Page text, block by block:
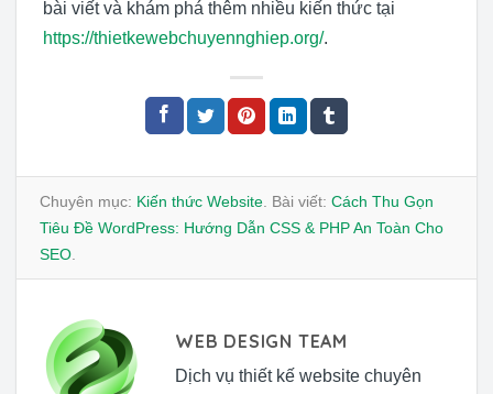
bài viết và khám phá thêm nhiều kiến thức tại
https://thietkewebchuyennghiep.org/.
Chuyên mục: Kiến thức Website . Bài viết: Cách Thu Gọn
Tiêu Đề WordPress: Hướng Dẫn CSS & PHP An Toàn Cho
SEO
WEB DESIGN TEAM
Dịch vụ thiết kế website chuyên